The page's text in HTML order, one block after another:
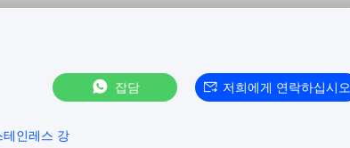
잡담 저희에게 연락하십시오
테인레스 강